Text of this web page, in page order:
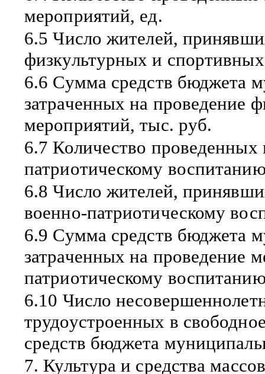
мероприятий, ед.
6.5 Число жителей,
физкультурных и
6.6 Сумма средств бюджета
затраченных на проведение
мероприятий, тыс. руб.
6.7 Количество
патриотическому
6.8 Число жителей,
военно-патриотическому
6.9 Сумма средств бюджета
затраченных на проведение
патриотическому
6.10 Число
трудоустроенных в
средств бюджета
7. Культура и средства